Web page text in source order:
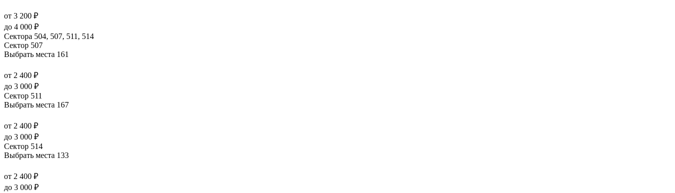
от 3 200 ₽
до 4 000 ₽
Сектора 504, 507, 511, 514
Сектор 507
Выбрать места 161
от 2 400 ₽
до 3 000 ₽
Сектор 511
Выбрать места 167
от 2 400 ₽
до 3 000 ₽
Сектор 514
Выбрать места 133
от 2 400 ₽
до 3 000 ₽